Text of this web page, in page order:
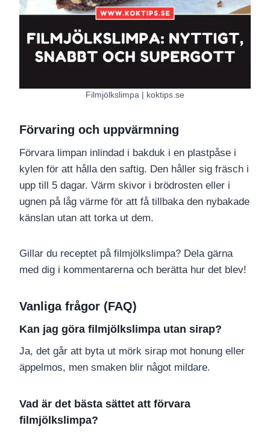
Filmjölkslimpa | koktips.se
Förvaring och uppvärmning
Förvara limpan inlindad i bakduk i en plastpåse i
kylen för att hålla den saftig. Den håller sig fräsch i
upp till 5 dagar. Värm skivor i brödrosten eller i
ugnen på låg värme för att få tillbaka den nybakade
känslan utan att torka ut dem.
Gillar du receptet på filmjölkslimpa? Dela gärna
med dig i kommentarerna och berätta hur det blev!
Vanliga frågor (FAQ)
Kan jag göra filmjölkslimpa utan sirap?
Ja, det går att byta ut mörk sirap mot honung eller
äppelmos, men smaken blir något mildare.
Vad är det bästa sättet att förvara
filmjölkslimpa?